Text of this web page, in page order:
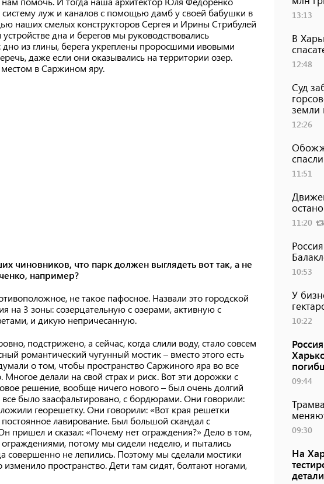
систему луж и каналов с помощью дамб у своей бабушки в
наших смелых конструкторов Сергея и Ирины Стрибулей
дна и берегов мы руководствовались
из глины, берега укреплены проросшими ивовыми
даже если они оказывались на территории озер.
в Саржином яру.
чиновников, что парк должен выглядеть вот так, а не
например?
не такое пафосное. Назвали это городской
на 3 зоны: созерцательную с озерами, активную с
и дикую непричесанную.
подстрижено, а сейчас, когда слили воду, стало совсем
романтический чугунный мостик – вместо этого есть
о том, чтобы пространство Саржиного яра во все
Многое делали на свой страх и риск. Вот эти дорожки с
решение, вообще ничего нового – был очень долгий
было заасфальтировано, с бордюрами. Они говорили:
георешетку. Они говорили: «Вот края решетки
лавирование. Был большой скандал с
пришел и сказал: «Почему нет ограждения?» Дело в том,
потому мы сидели неделю, и пытались
совершенно не лепились. Поэтому мы сделали мостики
пространство. Дети там сидят, болтают ногами,
13:13
В
12:48
Суд
земли
12:26
11:51
11:20
10:53
У
10:22
09:44
09:30
На